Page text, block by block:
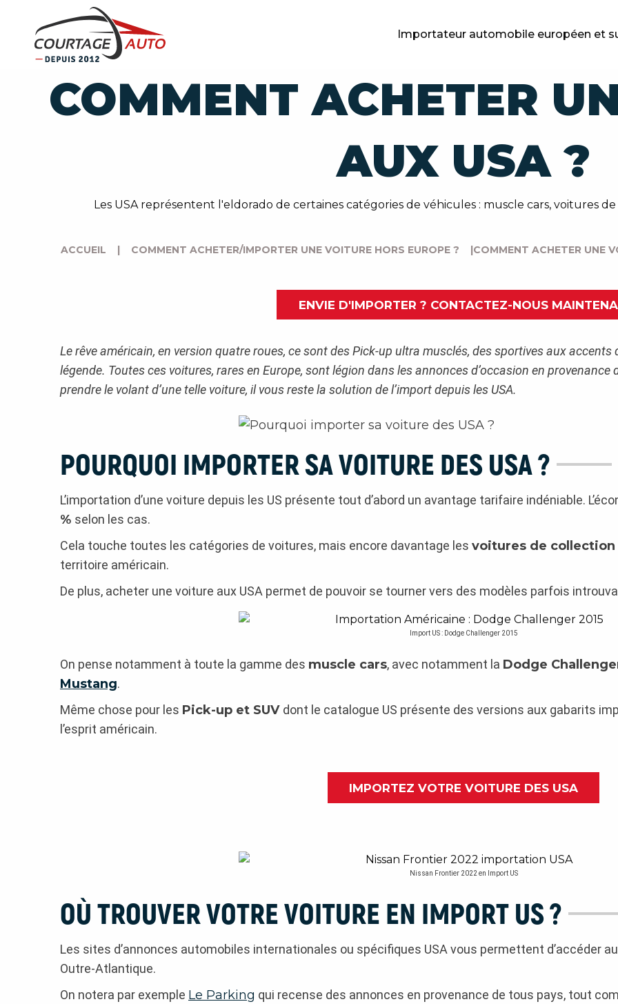
Importateur automobile européen et
COMMENT ACHETER
AUX USA ?
Les USA représentent l'eldorado de certaines catégories de véhicules : muscle cars, voitures
ACCUEIL | COMMENT ACHETER/IMPORTER UNE VOITURE HORS EUROPE ? |COMMENT ACHETER UNE
ENVIE D'IMPORTER ? CONTACTEZ-NOUS
Le rêve américain, en version quatre roues, ce sont des Pick-up ultra musclés, des sportives aux accents
légende. Toutes ces voitures, rares en Europe, sont légion dans les annonces d’occasion en provenance
prendre le volant d’une telle voiture, il vous reste la solution de l’import depuis les USA.
POURQUOI IMPORTER SA VOITURE DES USA ?
L’importation d’une voiture depuis les US présente tout d’abord un avantage tarifaire indéniable.
% selon les cas.
Cela touche toutes les catégories de voitures, mais encore davantage les voitures de collection
territoire américain.
De plus, acheter une voiture aux USA permet de pouvoir se tourner vers des modèles parfois
Import US : Dodge Challenger 2015
On pense notamment à toute la gamme des muscle cars, avec notamment la Dodge
Mustang.
Même chose pour les Pick-up et SUV dont le catalogue US présente des versions aux gabarits
l’esprit américain.
IMPORTEZ VOTRE VOITURE DES USA
Nissan Frontier 2022 en Import US
OÙ TROUVER VOTRE VOITURE EN IMPORT US ?
Les sites d’annonces automobiles internationales ou spécifiques USA vous permettent d’accéder
Outre-Atlantique.
On notera par exemple Le Parking qui recense des annonces en provenance de tous pays, tout